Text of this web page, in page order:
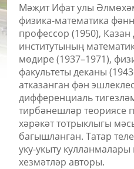
Мәҗит Ифат улы
физика-математика
профессор (1950), Казан
институтының
мөдире (1937–1971),
факультеты деканы
атказанган фән
дифференциаль
тирбәнешләр теориясе
хәрәкәт тотрыклыгы
багышланган. Татар
уку-укыту
хезмәтләр авторы.